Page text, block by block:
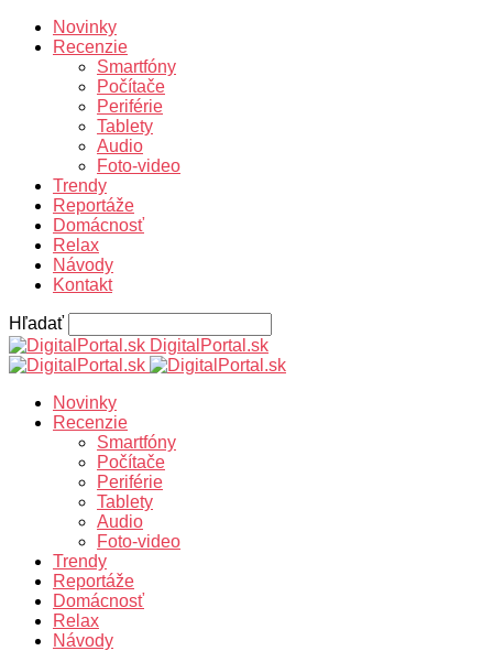
Novinky
Recenzie
Smartfóny
Počítače
Periférie
Tablety
Audio
Foto-video
Trendy
Reportáže
Domácnosť
Relax
Návody
Kontakt
Hľadať
DigitalPortal.sk
Novinky
Recenzie
Smartfóny
Počítače
Periférie
Tablety
Audio
Foto-video
Trendy
Reportáže
Domácnosť
Relax
Návody